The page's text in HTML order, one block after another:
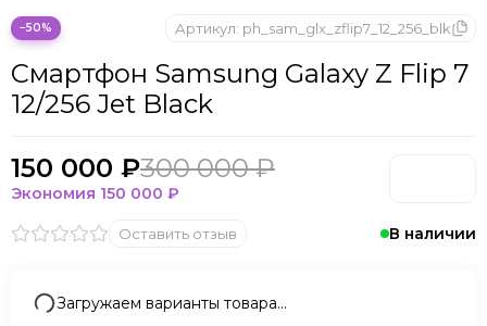
ONYX BOOX
Oukitel
Pico
POCO
Sony
Valve
Whoop
−50%
В наличии
Смартфон Samsung Galaxy Z Flip 7
12/256 Jet Black
Артикул: ph_sam_glx_zflip7_12_256_blk
Оставить отзыв
150 000 ₽300 000 ₽
Экономия 150 000 ₽
Загружаем варианты товара…